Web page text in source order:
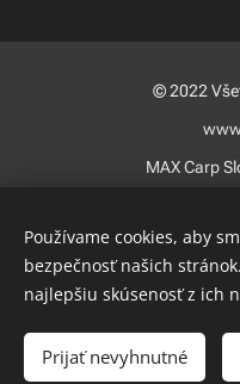
© 2022
MAX Carp
Používame cookies, aby
bezpečnosť našich
najlepšiu skúsenosť z ich
Prijať nevyhnutné